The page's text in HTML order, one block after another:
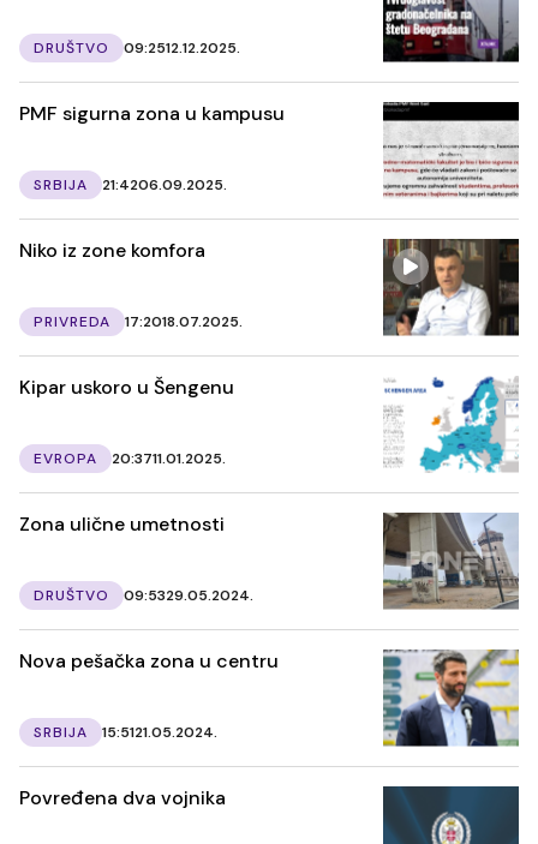
DRUŠTVO 09:2512.12.2025.
PMF sigurna zona u kampusu
SRBIJA 21:4206.09.2025.
Niko iz zone komfora
PRIVREDA 17:2018.07.2025.
Kipar uskoro u Šengenu
EVROPA 20:3711.01.2025.
Zona ulične umetnosti
DRUŠTVO 09:5329.05.2024.
Nova pešačka zona u centru
SRBIJA 15:5121.05.2024.
Povređena dva vojnika